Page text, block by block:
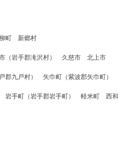
町 新郷村
岩手郡滝沢村） 久慈市 北上市
九戸村） 矢巾町（紫波郡矢巾町）
岩手町（岩手郡岩手町） 軽米町 西和